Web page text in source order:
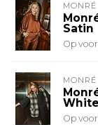
MONRÉ
Satin
Op
MONRÉ
White
Op